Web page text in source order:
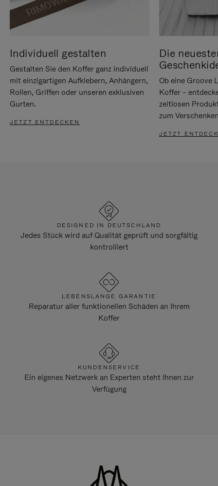
Individuell gestalten
Gestalten Sie den Koffer ganz individuell
mit einzigartigen Aufklebern, Anhängern,
Rollen, Griffen oder unseren exklusiven
Gurten.
JETZT ENTDECKEN
Die
Ob eine Groove
Koffer –
zeitlosen
zum
JETZT
DESIGNED IN DEUTSCHLAND
Jedes Stück wird auf Qualität geprüft und sorgfältig
kontrolliert
LEBENSLANGE GARANTIE
Reparatur aller funktionellen Schäden an Ihrem
Koffer
KUNDENSERVICE
Ein eigenes Netzwerk an Experten steht Ihnen zur
Verfügung